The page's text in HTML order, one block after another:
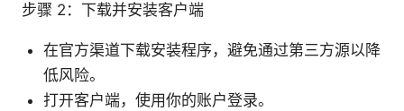
步骤 2：下载并安装客户端
在官方渠道下载安装程序，避免通过第三方源以降
低风险。
打开客户端，使用你的账户登录。